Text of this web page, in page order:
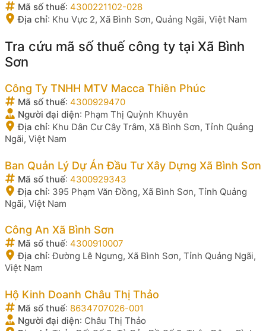
Mã số thuế: 4300221102-028
Địa chỉ: Khu Vực 2, Xã Bình Sơn, Quảng Ngãi, Việt Nam
Tra cứu mã số thuế công ty tại Xã Bình
Sơn
Công Ty TNHH MTV Macca Thiên Phúc
Mã số thuế: 4300929470
Người đại diện: Phạm Thị Quỳnh Khuyên
Địa chỉ: Khu Dân Cư Cây Trâm, Xã Bình Sơn, Tỉnh Quảng
Ngãi, Việt Nam
Ban Quản Lý Dự Án Đầu Tư Xây Dựng Xã Bình Sơn
Mã số thuế: 4300929343
Địa chỉ: 395 Phạm Văn Đồng, Xã Bình Sơn, Tỉnh Quảng
Ngãi, Việt Nam
Công An Xã Bình Sơn
Mã số thuế: 4300910007
Địa chỉ:Đường Lê Ngưng, Xã Bình Sơn, Tỉnh Quảng Ngãi,
Việt Nam
Hộ Kinh Doanh Châu Thị Thảo
Mã số thuế: 8634707026-001
Người đại diện: Châu Thị Thảo